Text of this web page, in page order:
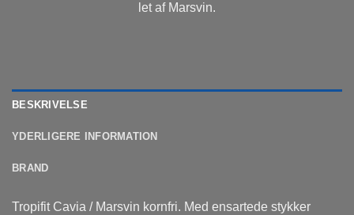
let af Marsvin.
BESKRIVELSE
YDERLIGERE INFORMATION
BRAND
Tropifit Cavia / Marsvin kornfri. Med ensartede stykker